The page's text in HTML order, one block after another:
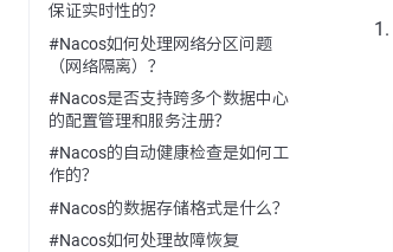
保证实时性的？
#Nacos如何处理网络分区问题
（网络隔离）？
#Nacos是否支持跨多个数据中心
的配置管理和服务注册？
#Nacos的自动健康检查是如何工
作的？
#Nacos的数据存储格式是什么？
#Nacos如何处理故障恢复